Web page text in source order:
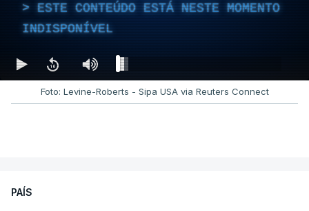
ESTE CONTEÚDO ESTÁ NESTE MOMENTO
INDISPONÍVEL
Foto: Levine-Roberts - Sipa USA via Reuters Connect
PAÍS